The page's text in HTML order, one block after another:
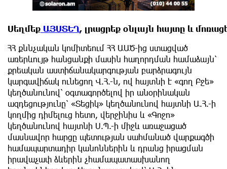
Սեղմեք ԱՅՍՏԵՂ, լրացրեք օնլայն հայտը և
ՀՀ քննչական կոմիտեում ՀՀ ԱԱԾ-ից ստացված
առերևույթ հանցանքի մասին հաղորդման համաձայն՝
քրեական աստիճանակարգության բարձրագույն
կարգավիճակ ունեցող Վ.Հ.-ն, ով հայտնի է «գող Բջե»
կեղծանունով՝ օգտագործելով իր անօրինական
ազդեցությունը՝ «Տեցիկ» կեղծանունով հայտնի Ա.Հ.-ի
կողմից դիմելուց հետո, վերջինիս և «Գոջո»
կեղծանունով հայտնի Ս.Պ.-ի միջև առաջացած
մասնավոր հարցը պետության սահմանած վարքագծի
համապարտադիր կանոններին և դրանց իրացման
իրավաչափ ձևերին չհամապատասխանող